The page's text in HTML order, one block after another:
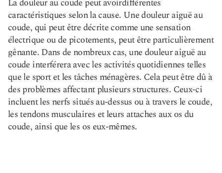
La douleur au coude peut avoirdifférentes
caractéristiques selon la cause. Une douleur aiguë au
coude, qui peut être décrite comme une sensation
électrique ou de picotements, peut être particulièrement
gênante. Dans de nombreux cas, une douleur aiguë au
coude interférera avec les activités quotidiennes telles
que le sport et les tâches ménagères. Cela peut être dû à
des problèmes affectant plusieurs structures. Ceux-ci
incluent les nerfs situés au-dessus ou à travers le coude,
les tendons musculaires et leurs attaches aux os du
coude, ainsi que les os eux-mêmes.